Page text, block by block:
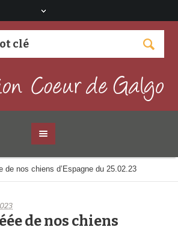
de nos chiens d’Espagne du 25.02.23
de nos chiens